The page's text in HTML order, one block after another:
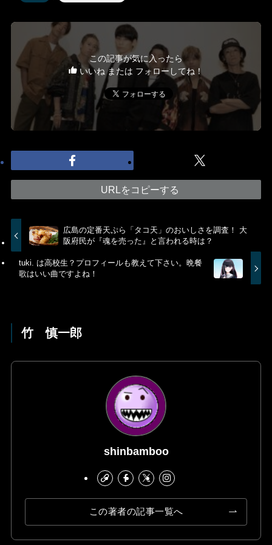
この記事が気に入ったら
いいね または フォローしてね！
URLをコピーする
広島の定番天ぷら「タコ天」のおいしさを調査！ 大
阪府民が『魂を売った』と言われる時は？
tuki. は高校生？プロフィールも教えて下さい。晩餐
歌はいい曲ですよね！
竹 慎一郎
shinbamboo
この著者の記事一覧へ